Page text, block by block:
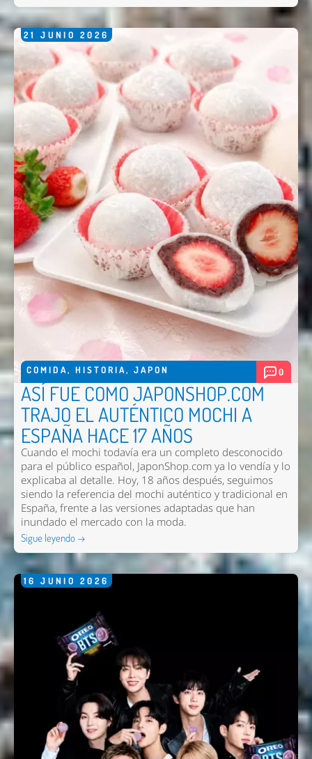
21 JUNIO 2026
COMIDA, HISTORIA, JAPON 0
ASÍ FUE COMO JAPONSHOP.COM
TRAJO EL AUTÉNTICO MOCHI A
ESPAÑA HACE 17 AÑOS
Cuando el mochi todavía era un completo desconocido
para el público español, JaponShop.com ya lo vendía y lo
explicaba al detalle. Hoy, 18 años después, seguimos
siendo la referencia del mochi auténtico y tradicional en
España, frente a las versiones adaptadas que han
inundado el mercado con la moda.
Sigue leyendo →
16 JUNIO 2026